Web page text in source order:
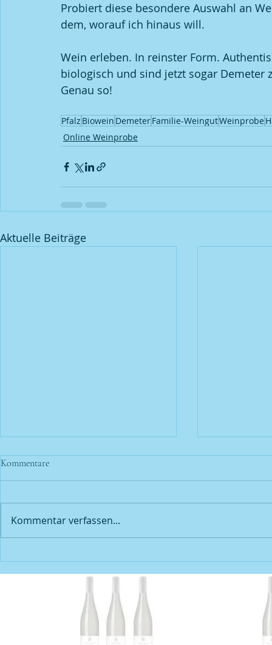
Probiert diese besondere Auswahl an
dem, worauf ich hinaus will.
Wein erleben. In reinster Form.
biologisch und sind jetzt sogar Demeter
Genau so!
Pfalz Biowein DemeterFamilie-WeingutWeinprobe
Online Weinprobe
Aktuelle Beiträge
Kommentare
Kommentar verfassen...